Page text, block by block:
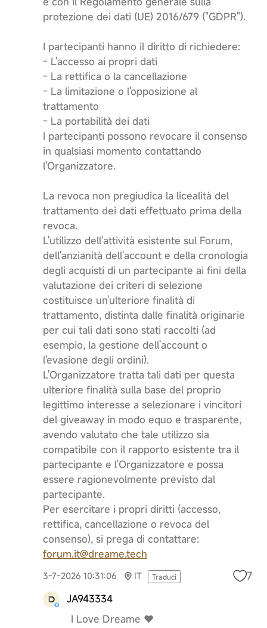
protezione dei dati (UE) 2016/679 ("GDPR").
I partecipanti hanno il diritto di richiedere:
- L'accesso ai propri dati
- La rettifica o la cancellazione
- La limitazione o l'opposizione al
trattamento
- La portabilità dei dati
I partecipanti possono revocare il consenso
in qualsiasi momento contattando
l'Organizzatore.
La revoca non pregiudica la licealità del
trattamento dei dati effettuato prima della
revoca.
L'utilizzo dell'attività esistente sul Forum,
dell'anzianità dell'account e della cronologia
degli acquisti di un partecipante ai fini della
valutazione dei criteri di selezione
costituisce un'ulteriore finalità di
trattamento, distinta dalle finalità originarie
per cui tali dati sono stati raccolti (ad
esempio, la gestione dell'account o
l'evasione degli ordini).
L'Organizzatore tratta tali dati per questa
ulteriore finalità sulla base del proprio
legittimo interesse a selezionare i vincitori
del giveaway in modo equo e trasparente,
avendo valutato che tale utilizzo sia
compatibile con il rapporto esistente tra il
partecipante e l'Organizzatore e possa
essere ragionevolmente previsto dal
partecipante.
Per esercitare i propri diritti (accesso,
rettifica, cancellazione o revoca del
consenso), si prega di contattare:
forum.it@dreame.tech
3-7-2026 10:31:06 IT Traduci 7
JA943334
I Love Dreame ❤️